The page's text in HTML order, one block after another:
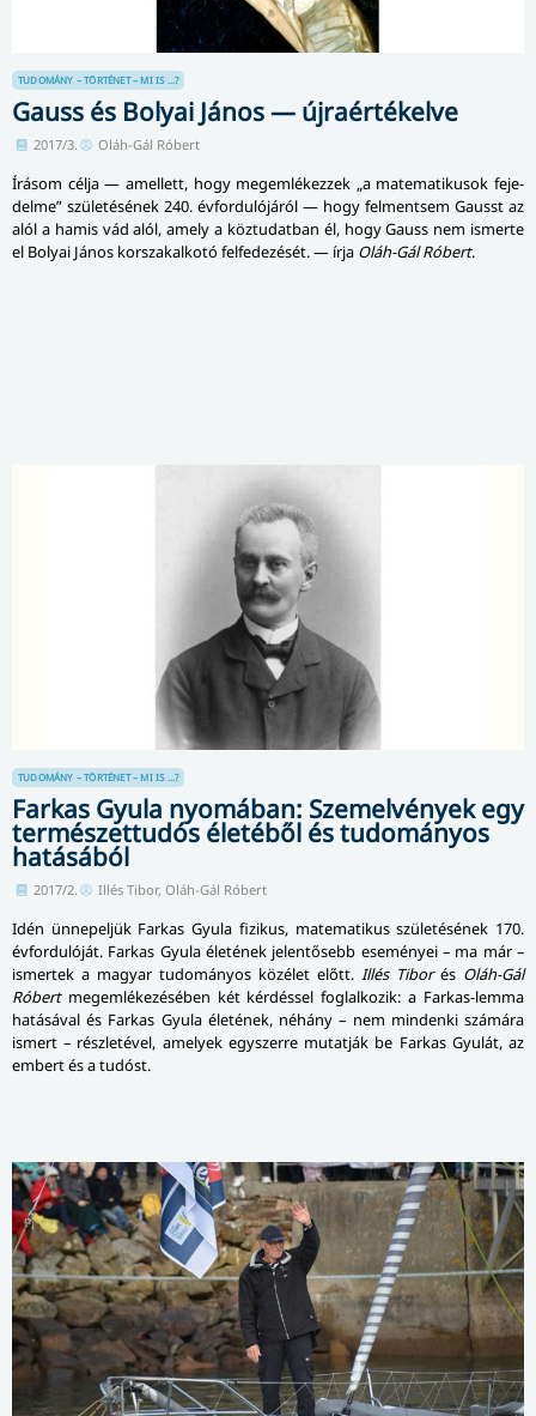
TUDOMÁNY – TÖRTÉNET – MI IS ...?
Gauss és Bolyai János — újraértékelve
2017/3. Oláh-Gál Róbert
Írásom célja — amellett, hogy megemlékezzek „a matematikusok fe­je­
del­me” születésének 240. évfordulójáról — hogy felmentsem Gausst az
alól a hamis vád alól, amely a köztudatban él, hogy Gauss nem ismerte
el Bolyai János korszakalkotó felfedezését. — írja Oláh-Gál Róbert.
TUDOMÁNY – TÖRTÉNET – MI IS ...?
Farkas Gyula nyomában: Szemelvények egy
természettudós életéből és tudományos
hatásából
2017/2. Illés Tibor, Oláh-Gál Róbert
Idén ünnepeljük Farkas Gyula fizikus, ma­te­ma­ti­kus születésének 170.
évfordulóját. Farkas Gyula életének jelentősebb eseményei – ma már –
ismertek a magyar tudományos közélet előtt. Illés Tiborés Oláh-Gál
Róbertmegemlékezésében két kérdéssel foglalkozik: a Farkas-lemma
hatásával és Farkas Gyula életének, néhány – nem mindenki számára
ismert – részletével, amelyek egyszerre mutatják be Farkas Gyulát, az
embert és a tudóst.